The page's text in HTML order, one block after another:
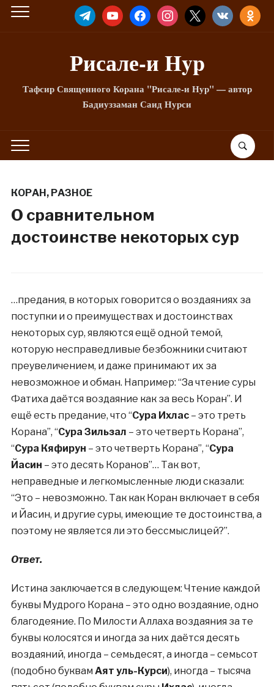
TELEGRAMYOUTUBEFACEBOOKINSTAGRAM
X VKONTAKTE
Рисале-и Hyp
Тафсир Священного Корана "Рисале-и Нур" — автор
Бадиуззаман Саид Нурси
КОРАН, РАЗНОЕ
О сравнительном
достоинстве некоторых сур
…предания, в которых говорится о воздаяниях за
поступки и о преимуществах и достоинствах
некоторых сур, являются ещё одной темой,
которую несправедливые безбожники считают
преувеличением, и даже принимают их за
невозможное и обман. Например: “За чтение суры
Фатиха даётся воздаяние как за весь Коран”. И
ещё есть предание, что “Сура Ихлас– это треть
Корана”, “Сура Зильзал – это четверть Корана”,
“Сура Кяфирун – это четверть Корана”, “Сура
Йасин – это десять Коранов”… Так вот,
неправедные и легкомысленные люди сказали:
“Это – невозможно. Так как Коран включает в себя
и Йасин, и другие суры, имеющие те достоинства, а
поэтому не является ли это бессмыслицей?”.
Ответ.
Истина заключается в следующем: Чтение каждой
буквы Мудрого Корана – это одно воздаяние, одно
благодеяние. По Милости Аллаха воздаяния за те
буквы колосятся и иногда за них даётся десять
воздаяний, иногда – семьдесят, а иногда – семьсот
(подобно буквам Аят уль-Курси), иногда – тысяча